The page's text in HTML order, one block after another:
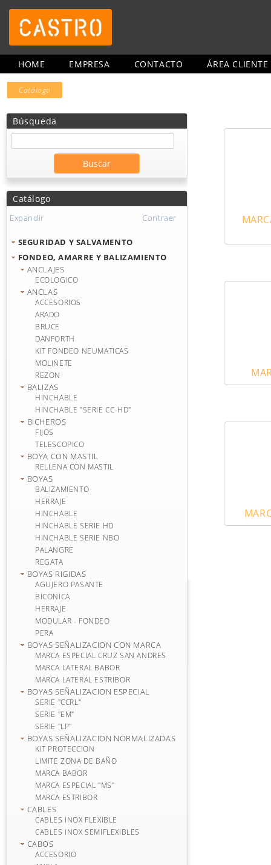
HOME EMPRESA CONTACTO ÁREA CLIENTE
Catálogo
Búsqueda
Catálogo
Expandir Contraer
SEGURIDAD Y SALVAMENTO
FONDEO, AMARRE Y BALIZAMIENTO
ANCLAJES
ECOLOGICO
ANCLAS
ACCESORIOS
ARADO
BRUCE
DANFORTH
KIT FONDEO NEUMATICAS
MOLINETE
REZON
BALIZAS
HINCHABLE
HINCHABLE "SERIE CC-HD"
BICHEROS
FIJOS
TELESCOPICO
BOYA CON MASTIL
RELLENA CON MASTIL
BOYAS
BALIZAMIENTO
HERRAJE
HINCHABLE
HINCHABLE SERIE HD
HINCHABLE SERIE NBO
PALANGRE
REGATA
BOYAS RIGIDAS
AGUJERO PASANTE
BICONICA
HERRAJE
MODULAR - FONDEO
PERA
BOYAS SEÑALIZACION CON MARCA
MARCA ESPECIAL CRUZ SAN ANDRES
MARCA LATERAL BABOR
MARCA LATERAL ESTRIBOR
BOYAS SEÑALIZACION ESPECIAL
SERIE "CCRL"
SERIE "EM"
SERIE "LP"
BOYAS SEÑALIZACION NORMALIZADAS
KIT PROTECCION
LIMITE ZONA DE BAÑO
MARCA BABOR
MARCA ESPECIAL "MS"
MARCA ESTRIBOR
CABLES
CABLES INOX FLEXIBLE
CABLES INOX SEMIFLEXIBLES
CABOS
ACCESORIO